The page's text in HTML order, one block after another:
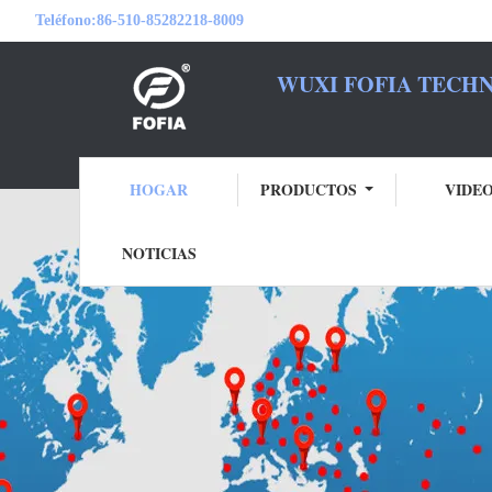
Teléfono:86-510-85282218-8009
WUXI FOFIA
HOGAR PRODUCTOS
NOTICIAS